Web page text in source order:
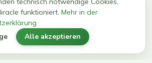
funktioniert. Mehr in der
Alle akzeptieren